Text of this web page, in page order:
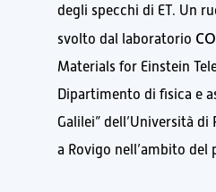
degli specchi di ET. Un
svolto dal laboratorio
Materials for Einstein
Dipartimento di fisica e
Galilei” dell’Università di
a Rovigo nell’ambito del